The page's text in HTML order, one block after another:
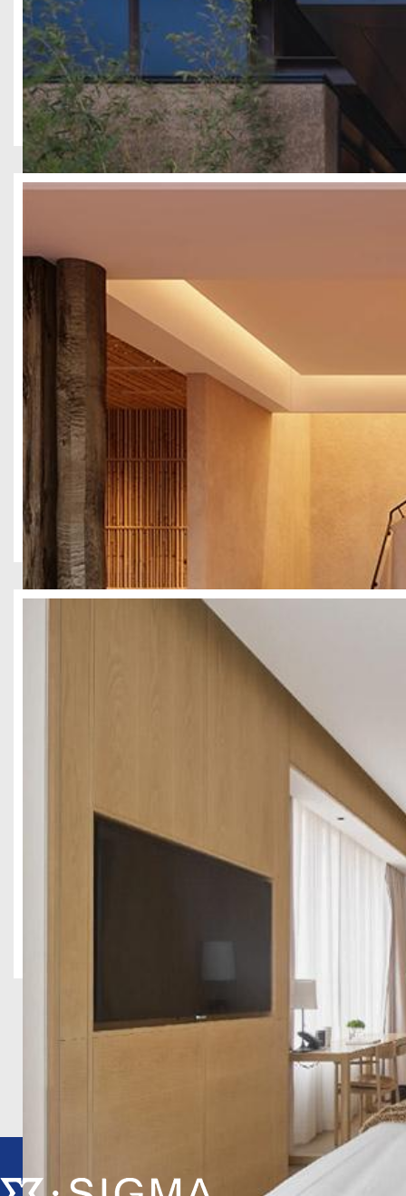
成都锦江区2300平酒店装修设计案例
洽谈区全空间落地，兼顾住客居住舒适度与商业空间氛围感，完成
功能的城市精品旅居空间。
成都市大邑县2154民宿设计案例
当下民宿酒店行业竞争日趋激烈，流水线式的网红装修、同质化的
在成都民宿行业同质化严重的当下，壹西格玛深耕公装装修领域
上一页